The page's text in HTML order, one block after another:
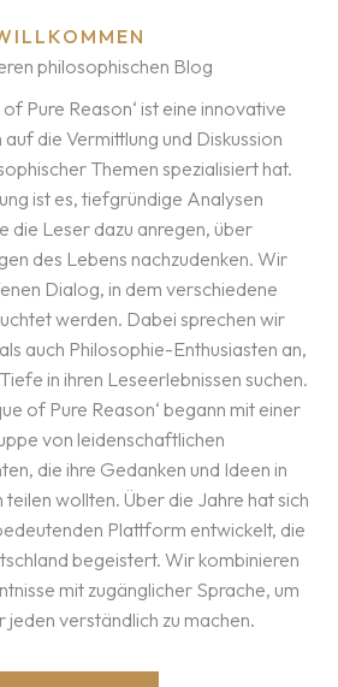
philosophischen Blog
Pure Reason‘ ist eine innovative
die Vermittlung und Diskussion
Themen spezialisiert hat.
ist es, tiefgründige Analysen
die Leser dazu anregen, über
des Lebens nachzudenken. Wir
Dialog, in dem verschiedene
werden. Dabei sprechen wir
auch Philosophie-Enthusiasten an,
in ihren Leseerlebnissen suchen.
of Pure Reason‘ begann mit einer
von leidenschaftlichen
die ihre Gedanken und Ideen in
teilen wollten. Über die Jahre hat sich
Plattform entwickelt, die
begeistert. Wir kombinieren
mit zugänglicher Sprache, um
jeden verständlich zu machen.